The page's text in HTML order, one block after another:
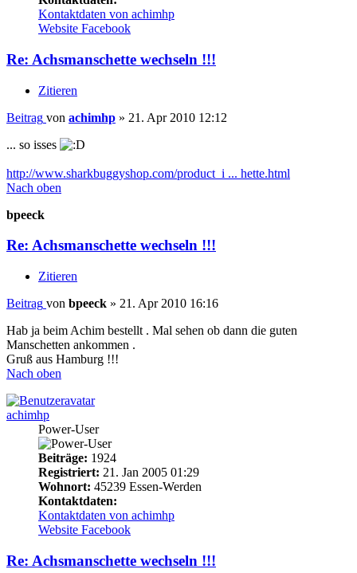
Kontaktdaten von achimhp
Website Facebook
Re: Achsmanschette wechseln !!!
Zitieren
Beitrag von achimhp » 21. Apr 2010 12:12
... so isses
http://www.sharkbuggyshop.com/product_i ... hette.html
Nach oben
bpeeck
Re: Achsmanschette wechseln !!!
Zitieren
Beitrag von bpeeck » 21. Apr 2010 16:16
Hab ja beim Achim bestellt . Mal sehen ob dann die guten
Manschetten ankommen .
Gruß aus Hamburg !!!
Nach oben
achimhp
Power-User
Beiträge: 1924
Registriert: 21. Jan 2005 01:29
Wohnort: 45239 Essen-Werden
Kontaktdaten:
Kontaktdaten von achimhp
Website Facebook
Re: Achsmanschette wechseln !!!